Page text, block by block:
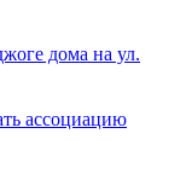
дома на ул.
ассоциацию